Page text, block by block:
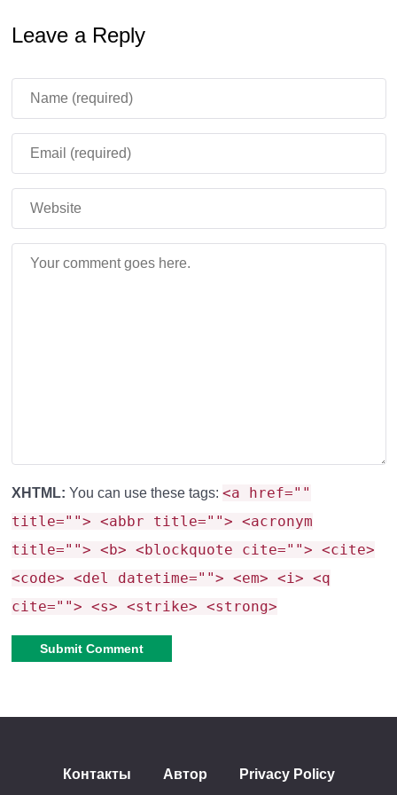
Leave a Reply
XHTML: You can use these tags: <a href=""
title=""> <abbr title=""> <acronym
title=""> <b> <blockquote cite=""> <cite>
<code> <del datetime=""> <em> <i> <q
cite=""> <s> <strike> <strong>
Контакты Автор Privacy Policy